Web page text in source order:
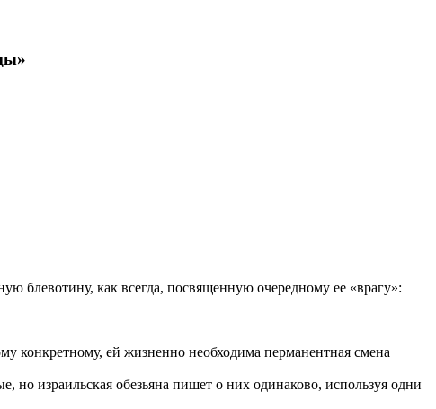
блевотину, как всегда, посвященную очередному ее «врагу»:
конкретному, ей жизненно необходима перманентная смена
но израильская обезьяна пишет о них одинаково, используя одни